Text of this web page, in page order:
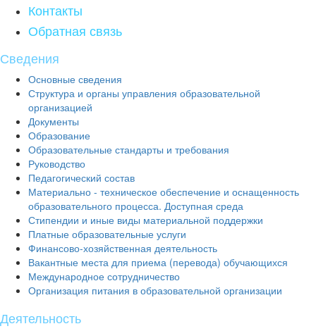
Контакты
Обратная связь
Сведения
Основные сведения
Структура и органы управления образовательной
организацией
Документы
Образование
Образовательные стандарты и требования
Руководство
Педагогический состав
Материально - техническое обеспечение и оснащенность
образовательного процесса. Доступная среда
Стипендии и иные виды материальной поддержки
Платные образовательные услуги
Финансово-хозяйственная деятельность
Вакантные места для приема (перевода) обучающихся
Международное сотрудничество
Организация питания в образовательной организации
Деятельность